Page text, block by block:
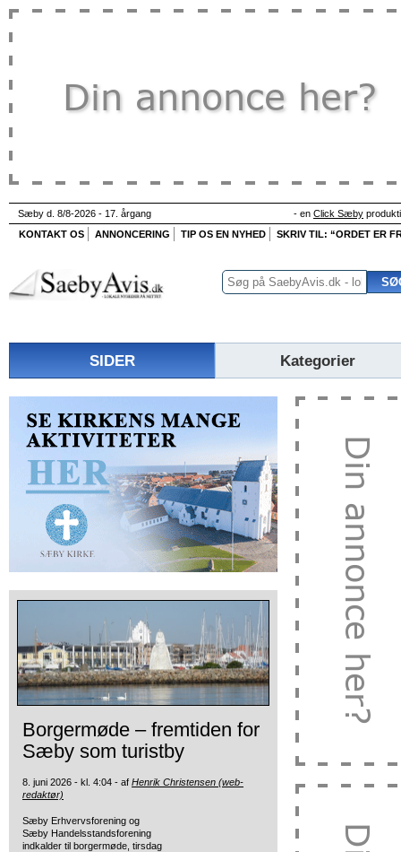
Sæby d. 8/8-2026 - 17. årgang - en Click Sæby
KONTAKT OS
ANNONCERING TIP OS EN NYHED SKRIV TIL: “ORDET ER
SIDER Kategorier
Borgermøde – fremtiden for
Sæby som turistby
8. juni 2026 - kl. 4:04 - af Henrik Christensen (web-
redaktør)
Sæby Erhvervsforening og
Sæby Handelsstandsforening
indkalder til borgermøde, tirsdag